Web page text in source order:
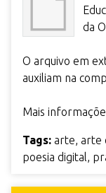
da
O arquivo em
auxiliam na
Mais
Tags: arte arte
poesia digital